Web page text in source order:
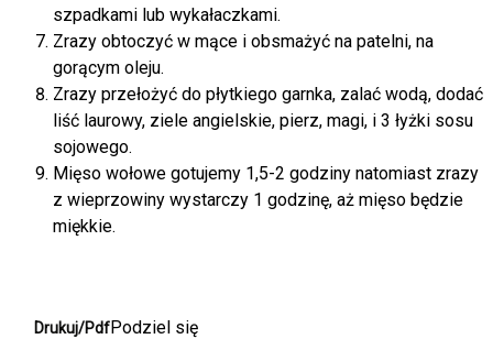
szpadkami lub wykałaczkami.
Zrazy obtoczyć w mące i obsmażyć na patelni, na
gorącym oleju.
Zrazy przełożyć do płytkiego garnka, zalać wodą, dodać
liść laurowy, ziele angielskie, pierz, magi, i 3 łyżki sosu
sojowego.
Mięso wołowe gotujemy 1,5-2 godziny natomiast zrazy
z wieprzowiny wystarczy 1 godzinę, aż mięso będzie
miękkie.
Drukuj/PdfPodziel się